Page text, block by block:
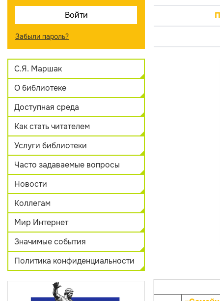
Забыли пароль?
С.Я. Маршак
О библиотеке
Доступная среда
Как стать читателем
Услуги библиотеки
Часто задаваемые вопросы
Новости
Коллегам
Мир Интернет
Значимые события
Политика конфиденциальности